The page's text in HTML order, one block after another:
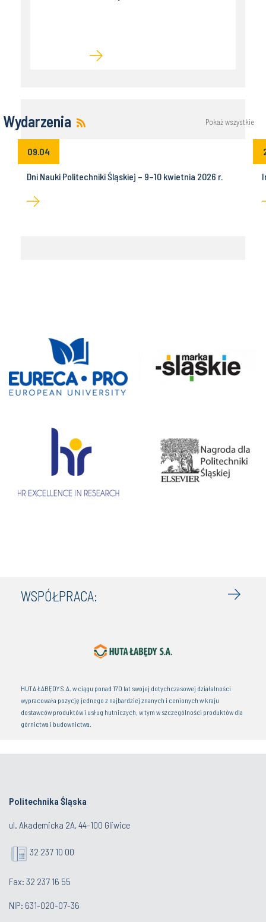
Wydarzenia Pokaż wszystkie
09.04
Dni Nauki Politechniki Śląskiej – 9–10 kwietnia 2026 r.
WSPÓŁPRACA:
HUTA ŁABĘDY S.A. w ciągu ponad 170 lat swojej dotychczasowej działalności
wypracowała pozycję jednego z najbardziej znanych i cenionych w kraju
dostawców produktów i usług hutniczych, w tym w szczególności produktów dla
górnictwa i budownictwa.
Politechnika Śląska
ul. Akademicka 2A, 44-100 Gliwice
32 237 10 00
Fax: 32 237 16 55
NIP: 631-020-07-36